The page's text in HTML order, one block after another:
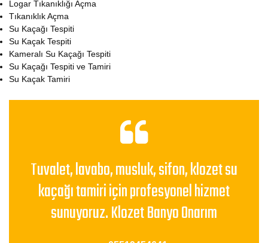
Logar Tıkanıklığı Açma
Tıkanıklık Açma
Su Kaçağı Tespiti
Su Kaçak Tespiti
Kameralı Su Kaçağı Tespiti
Su Kaçağı Tespiti ve Tamiri
Su Kaçak Tamiri
Tuvalet, lavabo, musluk, sifon, klozet su
kaçağı tamiri için profesyonel hizmet
sunuyoruz. Klozet Banyo Onarım